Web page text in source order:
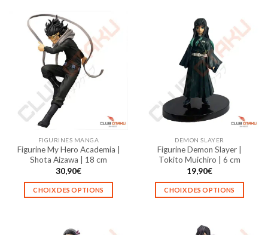
FIGURINES MANGA
Figurine My Hero Academia |
Shota Aizawa | 18 cm
30,90€
CHOIX DES OPTIONS
a
DEMON SLAYER
Figurine Demon Slayer |
Tokito Muichiro | 6 cm
19,90€
CHOIX DES OPTIONS
a